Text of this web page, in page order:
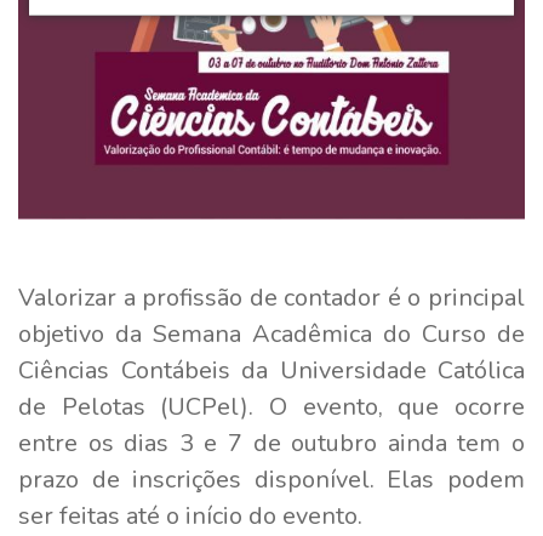
Valorizar a profissão de contador é o principal
objetivo da Semana Acadêmica do Curso de
Ciências Contábeis da Universidade Católica
de Pelotas (UCPel). O evento, que ocorre
entre os dias 3 e 7 de outubro ainda tem o
prazo de inscrições disponível. Elas podem
ser feitas até o início do evento.